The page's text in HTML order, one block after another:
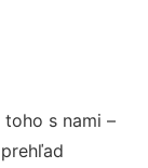
s nami –